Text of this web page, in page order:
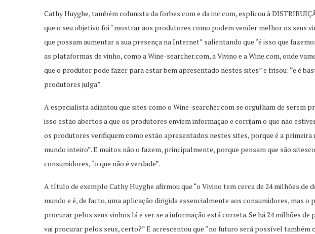
Cathy Huyghe, também colunista da forbes.com e da inc.com, explicou à
que o seu objetivo foi “mostrar aos produtores como podem vender melhor os seus
que possam aumentar a sua presença na Internet” salientando que “é isso que
as plataformas de vinho, como a Wine-searcher.com, a Vivino e a Wine.com, onde
que o produtor pode fazer para estar bem apresentado nestes sites” e frisou: “e é
produtores julga”.
A especialista adiantou que sites como o Wine-searcher.com se orgulham de serem
isso estão abertos a que os produtores enviem informação e corrijam o que não
os produtores verifiquem como estão apresentados nestes sites, porque é a
mundo inteiro”. E muitos não o fazem, principalmente, porque pensam que são
consumidores, “o que não é verdade”.
A título de exemplo Cathy Huyghe afirmou que “o Vivino tem cerca de 24 milhões de
mundo e é, de facto, uma aplicação dirigida essencialmente aos consumidores, mas
procurar pelos seus vinhos lá e ver se a informação está correta. Se há 24 milhões
vai procurar pelos seus, certo?” E acrescentou que “no futuro será possível também